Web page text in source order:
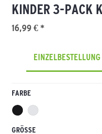
KINDER 3-PACK
16,99 € *
EINZELBESTELLUNG
FARBE
GRÖSSE